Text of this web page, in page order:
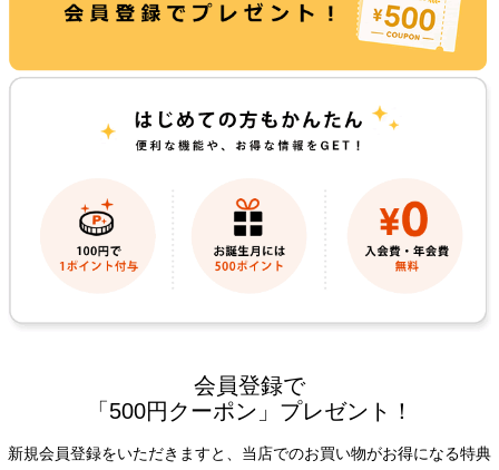
会員登録で
「500円クーポン」プレゼント！
新規会員登録をいただきますと、当店でのお買い物がお得になる特典